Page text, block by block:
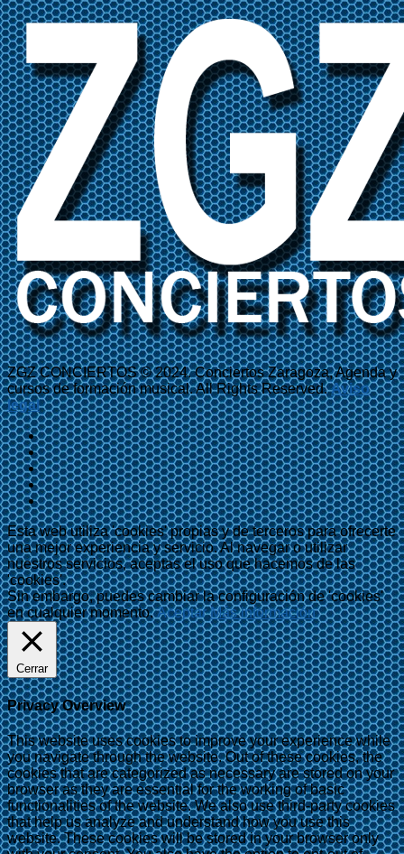
ZGZ CONCIERTOS © 2024. Conciertos Zaragoza, Agenda y
cursos de formación musical. All Rights Reserved.Aviso
legal
Esta web utiliza 'cookies' propias y de terceros para ofrecerte
una mejor experiencia y servicio. Al navegar o utilizar
nuestros servicios, aceptas el uso que hacemos de las
'cookies'.
Sin embargo, puedes cambiar la configuración de 'cookies'
en cualquier momento.Aceptar Más información
Cerrar
Privacy Overview
This website uses cookies to improve your experience while
you navigate through the website. Out of these cookies, the
cookies that are categorized as necessary are stored on your
browser as they are essential for the working of basic
functionalities of the website. We also use third-party cookies
that help us analyze and understand how you use this
website. These cookies will be stored in your browser only